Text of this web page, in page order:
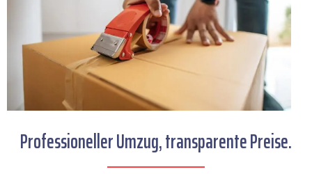
Professioneller Umzug, transparente Preise.